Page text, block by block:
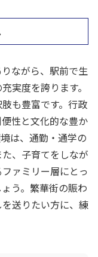
ながら、駅前で生
実度を誇ります。
も豊富です。行政
性と文化的な豊か
は、通勤・通学の
、子育てをしなが
ァミリー層にとっ
う。繁華街の賑わ
送りたい方に、練